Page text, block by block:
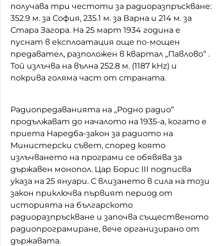
получава три честоти за радиоразпръскване:
352.9 м. за София, 235.1 м. за Варна и 214 м. за
Стара Загора. На 25 март 1934 година е
пуснат в експлоатация още по-мощен
предавател, разположен в квартал „Павлово“ .
Той излъчва на вълна 252.8 м. (1187 kHz) и
покрива голяма част от страната.
Радиопредаванията на „Родно радио“
продължават до началото на 1935-а, когато е
приета Наредба-закон за радиото на
Министерски съвет, според която
излъчването на програми се обявява за
държавен монопол. Цар Борис III подписва
указа на 25 януари. С влизането в сила на този
закон приключва първият период от
историята на българското
радиоразпръскване и започва същественото
радиопрограмиране, вече организирано от
държавата.